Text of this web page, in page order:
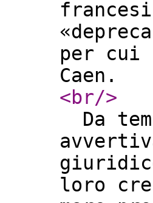
francesi
per cui
Caen.
<br/>
Da
loro